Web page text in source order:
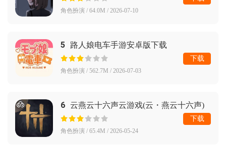
角色扮演 / 64.0M / 2026-07-10
5 路人娘电车手游安卓版下载
角色扮演 / 562.7M / 2026-07-03
下载
6 云燕云十六声云游戏(云・燕云十六声)
角色扮演 / 65.4M / 2026-05-24
下载